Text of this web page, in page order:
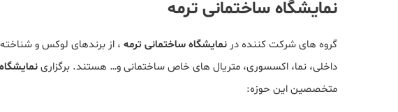
نمایشگاه ساختمانی ترمه
گروه های شرکت کننده درنمایشگاه ساختمانی ترمه ، از برندهای لوکس و
داخلی، نما، اکسسوری، متریال های خاص ساختمانی و… هستند. برگزاری
متخصصین این حوزه: